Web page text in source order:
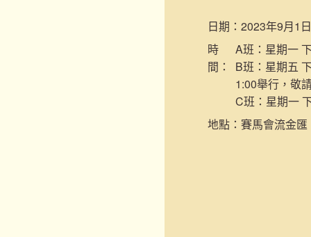
日期： 2023年9月1
時
間：
A班：星期一
B班：星期五
1:00舉行，敬
C班：星期一
地點： 賽馬會流金匯